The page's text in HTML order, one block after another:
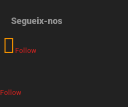
Segueix-nos
Follow
Follow